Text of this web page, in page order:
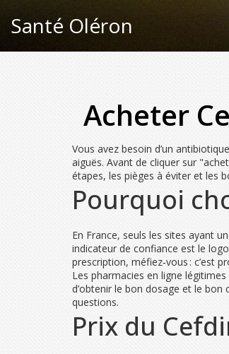
Santé Oléron
Acheter
Vous avez besoin d’un
aiguës. Avant de cliquer sur
étapes, les pièges à éviter et les
Pourquoi
En France, seuls les sites ayant
indicateur de confiance est le
prescription, méfiez‑vous : c’est
Les pharmacies en ligne
d’obtenir le bon dosage et le
questions.
Prix du